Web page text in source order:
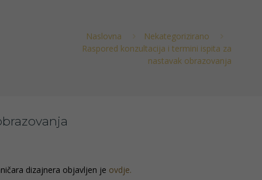
Naslovna
Nekategorizirano
Raspored konzultacija i termini ispita za
nastavak obrazovanja
dizajnera objavljen je ovdje.